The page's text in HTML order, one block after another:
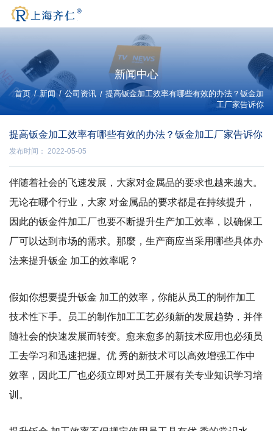
新闻中心
首页 / 新闻 / 公司资讯 / 提高钣金加工效率有哪些有效的办法？钣金加
工厂家告诉你
提高钣金加工效率有哪些有效的办法？钣金加工厂家告诉你
发布时间： 2022-05-05
伴随着社会的飞速发展，大家对金属品的要求也越来越大。
无论在哪个行业，大家 对金属品的要求都是在持续提升，
因此的钣金件加工厂也要不断提升生产加工效率，以确保工
厂可以达到市场的需求。那麼，生产商应当采用哪些具体办
法来提升钣金 加工的效率呢？
假如你想要提升钣金 加工的效率，你能从员工的制作加工
技术性下手。员工的制作加工工艺必须新的发展趋势，并伴
随社会的快速发展而转变。愈来愈多的新技术应用也必须员
工去学习和迅速把握。优 秀的新技术可以高效增强工作中
效率，因此工厂也必须立即对员工开展有关专业知识学习培
训。